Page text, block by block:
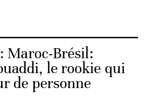
Maroc-Brésil:
le rookie qui
de personne